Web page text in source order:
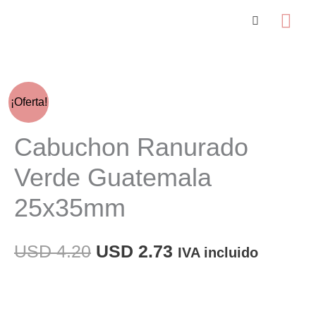
¡Oferta!
Cabuchon Ranurado
Verde Guatemala
25x35mm
USD4.20 El
USD 2.73 El
IVA incluido